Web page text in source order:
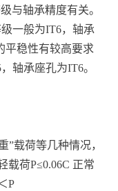
与轴承精度有关。
一般为IT6，轴承
平稳性有较高要求
轴承座孔为IT6。
”载荷等几种情况，
载荷P≤0.06C 正常
P